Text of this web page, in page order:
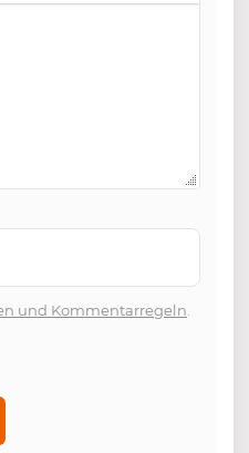
und Kommentarregeln